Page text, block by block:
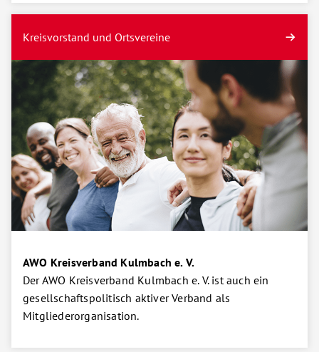
Kreisvorstand und Ortsvereine
AWO Kreisverband Kulmbach e. V.
Der AWO Kreisverband Kulmbach e. V. ist auch ein
gesellschaftspolitisch aktiver Verband als
Mitgliederorganisation.